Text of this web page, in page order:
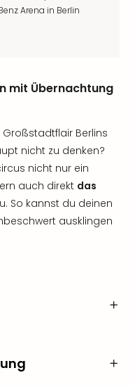
Arena in Berlin
mit Übernachtung
Berlins
nicht zu denken?
nicht nur ein
auch direkt das
So kannst du deinen
ausklingen